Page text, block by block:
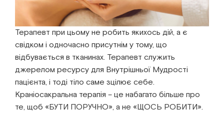
Терапевт при цьому не робить якихось дій, а є
свідком і одночасно присутнім у тому, що
відбувається в тканинах. Терапевт служить
джерелом ресурсу для Внутрішньої Мудрості
пацієнта, і тоді тіло саме зцілює себе.
Краніосакральна терапія – це набагато більше про
те, щоб «БУТИ ПОРУЧНО», а не «ЩОСЬ РОБИТИ».